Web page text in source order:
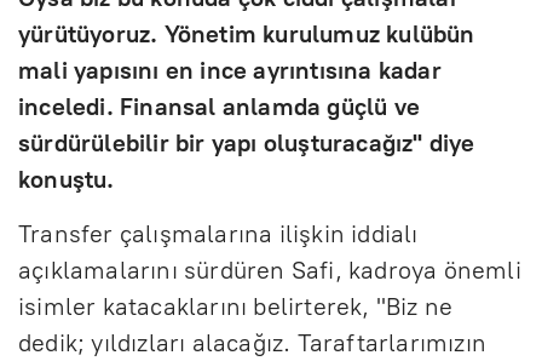
yürütüyoruz. Yönetim kurulumuz kulübün
mali yapısını en ince ayrıntısına kadar
inceledi. Finansal anlamda güçlü ve
sürdürülebilir bir yapı oluşturacağız" diye
konuştu.
Transfer çalışmalarına ilişkin iddialı
açıklamalarını sürdüren Safi, kadroya önemli
isimler katacaklarını belirterek, "Biz ne
dedik; yıldızları alacağız. Taraftarlarımızın